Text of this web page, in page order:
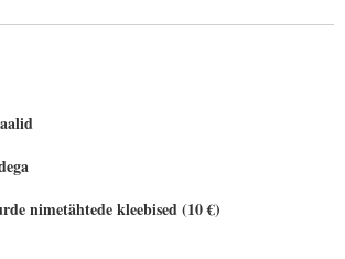
nimetähtede kleebised (10 €)